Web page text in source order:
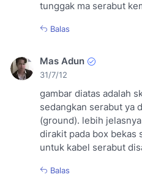
tunggak ma serabut
Balas
Mas Adun
31/7/12
gambar diatas adalah
sedangkan serabut ya
(ground). lebih
dirakit pada box bekas
untuk kabel serabut
Balas